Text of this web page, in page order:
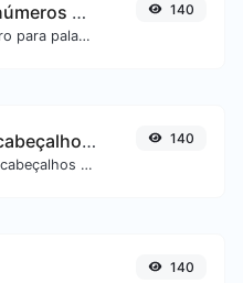
Conversor de números para palavras
Converta um número para palavras escritas por extenso.
140
Verificador de cabeçalhos HTTP
Obtenha todos os cabeçalhos HTTP que uma URL retorna em uma solicitação GET típica.
140
140